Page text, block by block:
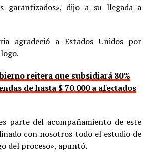
garantizados», dijo a su llegada a
agradeció a Estados Unidos por
reitera que subsidiará 80%
de hasta $ 70.000 a afectados
parte del acompañamiento de este
con nosotros todo el estudio de
del proceso», apuntó.